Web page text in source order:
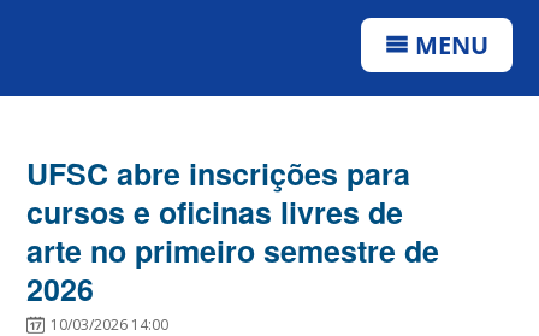
MENU
UFSC abre inscrições para
cursos e oficinas livres de
arte no primeiro semestre de
2026
10/03/2026 14:00